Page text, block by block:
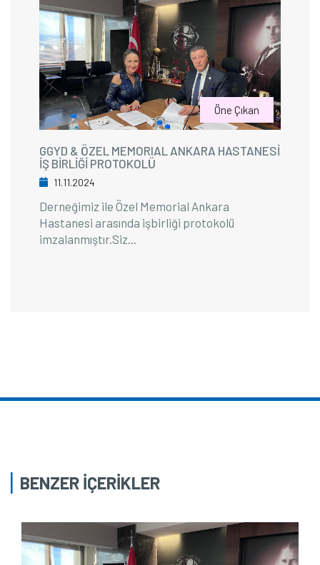
Öne Çıkan
GGYD & ÖZEL MEMORIAL ANKARA HASTANESİ
İŞ BİRLİĞİ PROTOKOLÜ
11.11.2024
Derneğimiz ile Özel Memorial Ankara
Hastanesi arasında işbirliği protokolü
imzalanmıştır.Siz...
BENZER İÇERİKLER